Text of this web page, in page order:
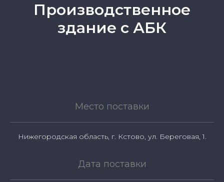
Производственное
здание с АБК
Место поставки
Нижегородская область, г. Кстово, ул. Береговая, 1.
Дата поставки